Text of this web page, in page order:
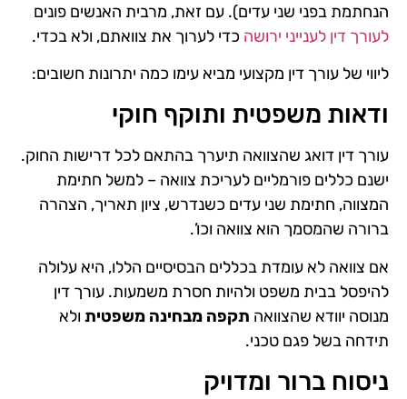
הנחתמת בפני שני עדים). עם זאת, מרבית האנשים פונים
לעורך דין לענייני ירושה כדי לערוך את צוואתם, ולא בכדי.
ליווי של עורך דין מקצועי מביא עימו כמה יתרונות חשובים:
ודאות משפטית ותוקף חוקי
עורך דין דואג שהצוואה תיערך בהתאם לכל דרישות החוק.
ישנם כללים פורמליים לעריכת צוואה – למשל חתימת
המצווה, חתימת שני עדים כשנדרש, ציון תאריך, הצהרה
ברורה שהמסמך הוא צוואה וכו’.
אם צוואה לא עומדת בכללים הבסיסיים הללו, היא עלולה
להיפסל בבית משפט ולהיות חסרת משמעות. עורך דין
מנוסה יוודא שהצוואה תקפה מבחינה משפטית ולא
תידחה בשל פגם טכני.
ניסוח ברור ומדויק